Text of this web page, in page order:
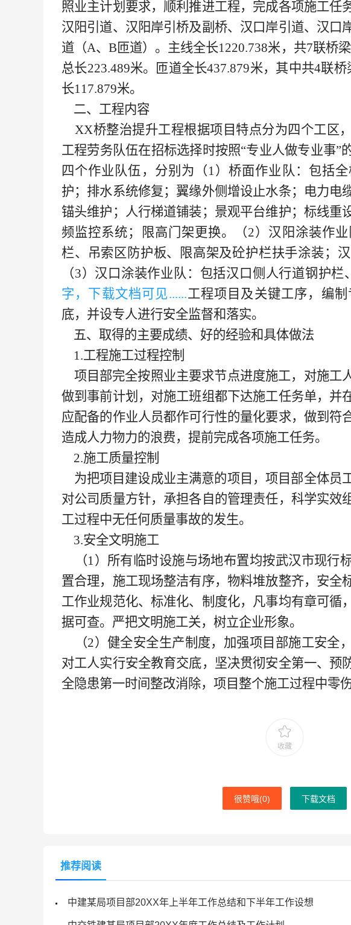
照业主计划要求，顺利推进工程，完成各项施工任
汉阳引道、汉阳岸引桥及副桥、汉口岸引道、汉口
道（A、B匝道）。主线全长1220.738米，共7联桥
总长223.489米。匝道全长437.879米，其中共4联
长117.879米。
二、 工程内容
XX桥整治提升工程根据项目特点分为四个工区
工程劳务队伍在招标选择时按照“专业人做专业事”
四个作业队伍，分别为（1）桥面作业队：包括
护；排水系统修复；翼缘外侧增设止水条；电力电
锚头维护；人行梯道铺装；景观平台维护；标线重
频监控系统；限高门架更换。（2）汉阳涂装作
栏、吊索区防护板、限高架及砼护栏扶手涂装；
（3）汉口涂装作业队：包括汉口侧人行道钢护栏
字，下载文档可见......工程项目及关键工序，编
底，并设专人进行安全监督和落实。
五、 取得的主要成绩、好的经验和具体做法
1.工程施工过程控制
项目部完全按照业主要求节点进度施工，对施工
做到事前计划，对施工班组都下达施工任务单，并
应配备的作业人员都作可行性的量化要求，做到符
造成人力物力的浪费，提前完成各项施工任务。
2.施工质量控制
为把项目建设成业主满意的项目，项目部全体员
对公司质量方针，承担各自的管理责任，科学实效
工过程中无任何质量事故的发生。
3.安全文明施工
（1）所有临时设施与场地布置均按武汉市现行
置合理，施工现场整洁有序，物料堆放整齐，安全
工作业规范化、标准化、制度化，凡事均有章可循
据可查。严把文明施工关，树立企业形象。
（2）健全安全生产制度，加强项目部施工安全
对工人实行安全教育交底，坚决贯彻安全第一、预
全隐患第一时间整改消除，项目整个施工过程中零伤
收藏
很赞哦(0) 下载文档
推荐阅读
中建某局项目部20XX年上半年工作总结和下半年工作设想